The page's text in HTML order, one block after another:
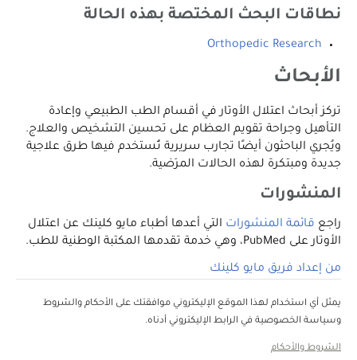
نطاقات البحث المختصة بهذه الحالة
Orthopedic Research
الأبحاث
تركز أبحاث اعتلال الأوتار في أقسام الطب الطبيعي وإعادة
التأهيل وجراحة تقويم العظام على تحسين التشخيص والعلاج.
ويُجري الباحثون أيضًا تجارب سريرية تُستخدم فيها طرق علاجية
جديدة ومبتكرة لهذه الحالات المرَضية.
المنشورات
راجع قائمة المنشورات التي أعدها أطباء مايو كلينك عن اعتلال
الأوتار على PubMed، وهي خدمة تقدمها المكتبة الوطنية للطب.
من إعداد فريق مايو كلينك
يمثل أي استخدام لهذا الموقع الإليكتروني موافقتك على الأحكام والشروط
وسياسة الخصوصية في الرابط الإليكتروني أدناه.
الشروط والأحكام